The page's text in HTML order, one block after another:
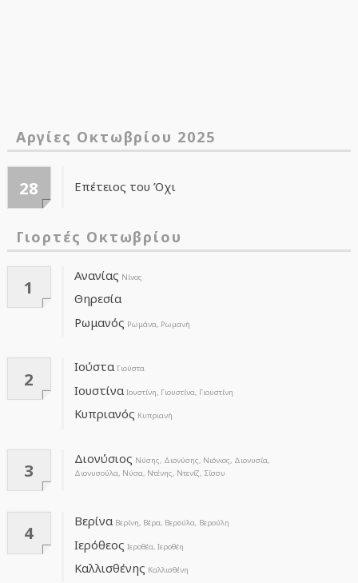
Αργίες Οκτωβρίου 2025
28 Επέτειος του Όχι
Γιορτές Οκτωβρίου
1
Ανανίας Νίνος
Θηρεσία
Ρωμανός Ρωμάνα, Ρωμανή
2
Ιούστα Γιούστα
Ιουστίνα Ιουστίνη, Γιουστίνα, Γιουστίνη
Κυπριανός Κυπριανή
3
Διονύσιος Νύσης, Διονύσης, Νιόνιος, Διονυσία,
Διονυσούλα, Νύσα, Ντένης, Ντενίζ, Σίσσυ
4
Βερίνα Βερίνη, Βέρα, Βερούλα, Βερούλη
Ιερόθεος Ιεροθέα, Ιεροθέη
Καλλισθένης Καλλισθένη